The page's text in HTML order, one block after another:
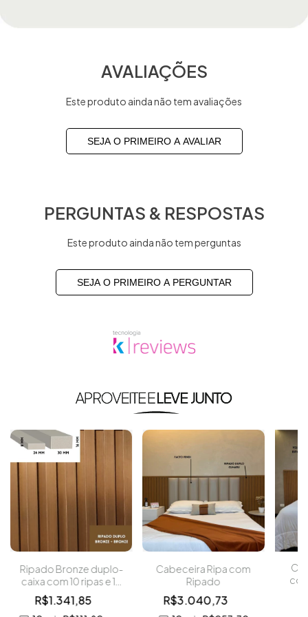
AVALIAÇÕES
Este produto ainda não tem avaliações
SEJA O PRIMEIRO A AVALIAR
PERGUNTAS & RESPOSTAS
Este produto ainda não tem perguntas
SEJA O PRIMEIRO A PERGUNTAR
Produtos similares
Ripado Bronze duplo-
caixa com 10 ripas e 10
filetes
R$1.341,85
Cabeceira Ripa com
Ripado
R$3.040,73